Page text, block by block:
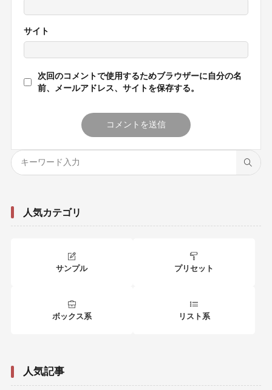
サイト
次回のコメントで使用するためブラウザーに自分の名
前、メールアドレス、サイトを保存する。
人気カテゴリ
サンプル プリセット
ボックス系 リスト系
人気記事